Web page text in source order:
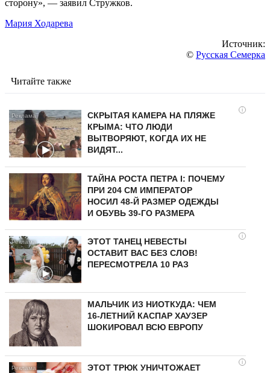
сторону», — заявил Стружков.
Мария Ходарева
Источник:
© Русская Семерка
Читайте также
i
СКРЫТАЯ КАМЕРА НА ПЛЯЖЕ
КРЫМА: ЧТО ЛЮДИ
ВЫТВОРЯЮТ, КОГДА ИХ НЕ
ВИДЯТ...
ТАЙНА РОСТА ПЕТРА I: ПОЧЕМУ
ПРИ 204 СМ ИМПЕРАТОР
НОСИЛ 48-Й РАЗМЕР ОДЕЖДЫ
И ОБУВЬ 39-ГО РАЗМЕРА
i
ЭТОТ ТАНЕЦ НЕВЕСТЫ
ОСТАВИТ ВАС БЕЗ СЛОВ!
ПЕРЕСМОТРЕЛА 10 РАЗ
МАЛЬЧИК ИЗ НИОТКУДА: ЧЕМ
16-ЛЕТНИЙ КАСПАР ХАУЗЕР
ШОКИРОВАЛ ВСЮ ЕВРОПУ
i
ЭТОТ ТРЮК УНИЧТОЖАЕТ